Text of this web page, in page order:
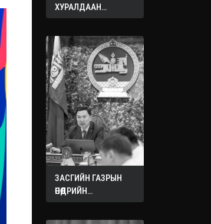
ХУРАЛДААН
ЭХЭЛЛЭЭ
ЗАСГИЙН ГАЗРЫН
ӨНӨӨДРИЙН
ХУРАЛДААНААС